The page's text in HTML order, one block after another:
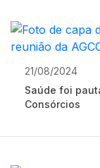
21/08/2024
Saúde foi
Consórcios